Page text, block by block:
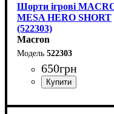
Шорти ігрові
MESA HERO SHORT
(522303)
Macron
522303
650грн